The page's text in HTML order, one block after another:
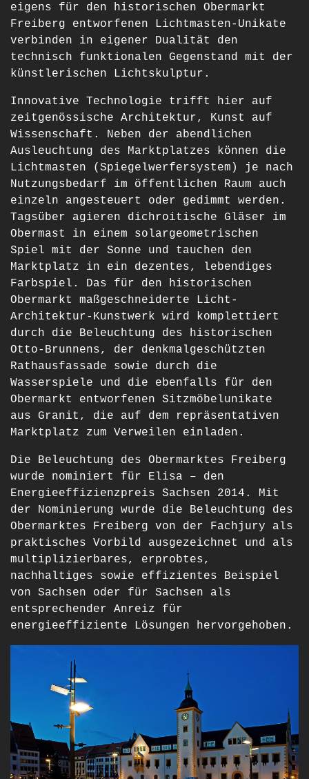
eigens für den historischen Obermarkt
Freiberg entworfenen Lichtmasten-Unikate
verbinden in eigener Dualität den
technisch funktionalen Gegenstand mit der
künstlerischen Lichtskulptur.
Innovative Technologie trifft hier auf
zeitgenössische Architektur, Kunst auf
Wissenschaft. Neben der abendlichen
Ausleuchtung des Marktplatzes können die
Lichtmasten (Spiegelwerfersystem) je nach
Nutzungsbedarf im öffentlichen Raum auch
einzeln angesteuert oder gedimmt werden.
Tagsüber agieren dichroitische Gläser im
Obermast in einem solargeometrischen
Spiel mit der Sonne und tauchen den
Marktplatz in ein dezentes, lebendiges
Farbspiel. Das für den historischen
Obermarkt maßgeschneiderte Licht-
Architektur-Kunstwerk wird komplettiert
durch die Beleuchtung des historischen
Otto-Brunnens, der denkmalgeschützten
Rathausfassade sowie durch die
Wasserspiele und die ebenfalls für den
Obermarkt entworfenen Sitzmöbelunikate
aus Granit, die auf dem repräsentativen
Marktplatz zum Verweilen einladen.
Die Beleuchtung des Obermarktes Freiberg
wurde nominiert für Elisa – den
Energieeffizienzpreis Sachsen 2014. Mit
der Nominierung wurde die Beleuchtung des
Obermarktes Freiberg von der Fachjury als
praktisches Vorbild ausgezeichnet und als
multiplizierbares, erprobtes,
nachhaltiges sowie effizientes Beispiel
von Sachsen oder für Sachsen als
entsprechender Anreiz für
energieeffiziente Lösungen hervorgehoben.